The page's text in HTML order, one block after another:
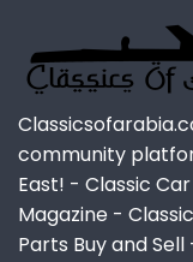
community
East! - Classic
Magazine -
Parts Buy and